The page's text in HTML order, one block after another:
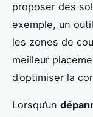
proposer des
exemple, un
les zones de
meilleur
d’optimiser la
Lorsqu’un